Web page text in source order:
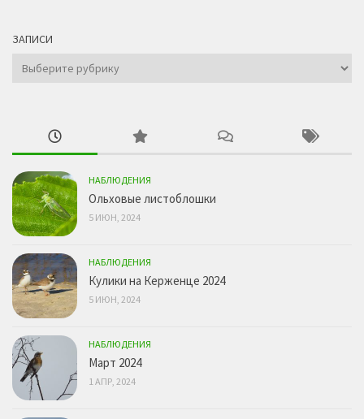
ЗАПИСИ
Записи
НАБЛЮДЕНИЯ
Ольховые листоблошки
5 ИЮН, 2024
НАБЛЮДЕНИЯ
Кулики на Керженце 2024
5 ИЮН, 2024
НАБЛЮДЕНИЯ
Март 2024
1 АПР, 2024